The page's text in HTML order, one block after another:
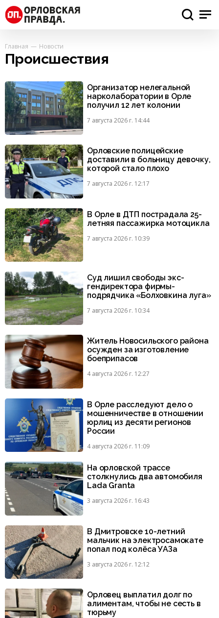
Главная Новости
Происшествия
Организатор нелегальной
нарколаборатории в Орле
получил 12 лет колонии
7 августа 2026 г. 14:44
Орловские полицейские
доставили в больницу девочку,
которой стало плохо
7 августа 2026 г. 12:17
В Орле в ДТП пострадала 25-
летняя пассажирка мотоцикла
7 августа 2026 г. 10:39
Суд лишил свободы экс-
гендиректора фирмы-
подрядчика «Болховкина луга»
7 августа 2026 г. 10:34
Житель Новосильского района
осужден за изготовление
боеприпасов
4 августа 2026 г. 12:27
В Орле расследуют дело о
мошенничестве в отношении
юрлиц из десяти регионов
России
4 августа 2026 г. 11:09
На орловской трассе
столкнулись два автомобиля
Lada Granta
3 августа 2026 г. 16:43
В Дмитровске 10-летний
мальчик на электросамокате
попал под колёса УАЗа
3 августа 2026 г. 12:12
Орловец выплатил долг по
алиментам, чтобы не сесть в
тюрьму